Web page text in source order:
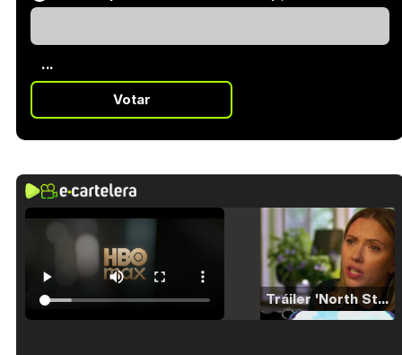
...
Votar
Tráiler 'North Star' (2023)